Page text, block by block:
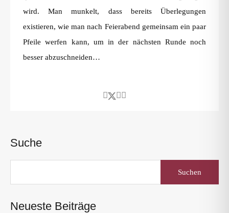
wird. Man munkelt, dass bereits Überlegungen
existieren, wie man nach Feierabend gemeinsam ein paar
Pfeile werfen kann, um in der nächsten Runde noch
besser abzuschneiden…
Suche
Neueste Beiträge